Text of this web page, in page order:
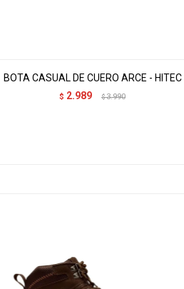
BOTA CASUAL DE CUERO ARCE - HITEC
$ 2.989 $ 3.990